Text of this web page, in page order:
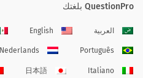
QuestionPro بلغتك
العربية English
Português
Nederlands
Italiano
日本語